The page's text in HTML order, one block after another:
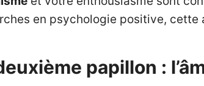
en psychologie positive,
papillon :